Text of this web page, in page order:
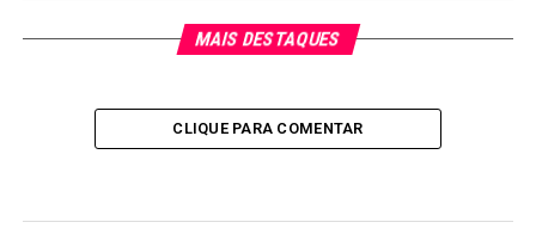
MAIS DESTAQUES
CLIQUE PARA COMENTAR